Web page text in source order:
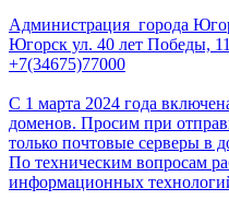
Администрация города
Югорск ул. 40 лет Победы, 11
+7(34675)77000
С 1 марта 2024 года
доменов. Просим при
только почтовые серверы в
По техническим вопросам
информационных